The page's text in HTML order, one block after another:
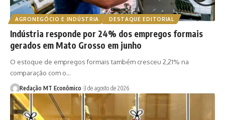
AGRONEGÓCIO E INDÚSTRIA DESTAQUE EDITORIAL
Indústria responde por 24% dos empregos formais
gerados em Mato Grosso em junho
O estoque de empregos formais também cresceu 2,21% na
comparação com o…
Redação MT Econômico 3 de agosto de 2026